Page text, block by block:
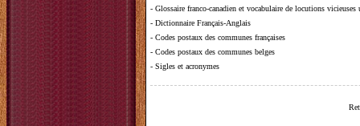
- Glossaire franco-canadien et vocabulaire de locutions vicieuses
- Dictionnaire Français-Anglais
- Codes postaux des communes françaises
- Codes postaux des communes belges
- Sigles et acronymes